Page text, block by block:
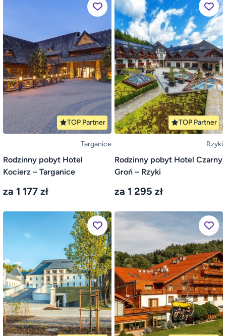
TOP Partner
Targanice
Rodzinny pobyt Hotel
Kocierz – Targanice
za 1 177 zł
TOP Partner
Rzyki
Rodzinny pobyt Hotel Czarny
Groń – Rzyki
za 1 295 zł